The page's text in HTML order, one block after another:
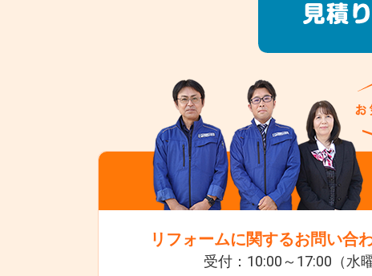
リフォームに関するお問い合
受付：10:00～17:00（水